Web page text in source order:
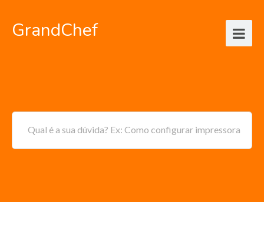
GrandChef
Qual é a sua dúvida? Ex: Como configurar impressora